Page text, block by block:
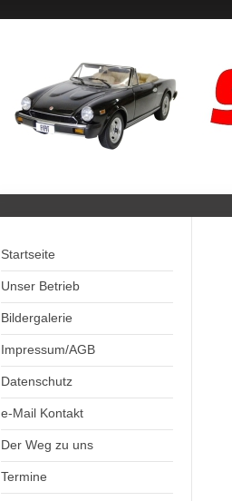
Startseite
Unser Betrieb
Bildergalerie
Impressum/AGB
Datenschutz
e-Mail Kontakt
Der Weg zu uns
Termine